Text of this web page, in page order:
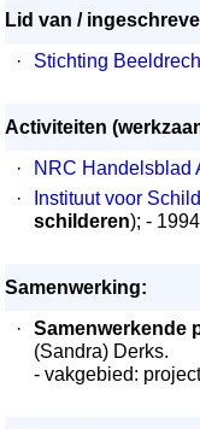
Lid van /
·
Stichting
Activiteiten
·
NRC Handelsblad
·
Instituut voor
schilderen); - 1994
Samenwerking:
·
Samenwerkende
(Sandra) Derks.
- vakgebied: